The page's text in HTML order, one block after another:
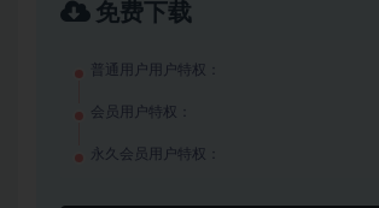
免费下载
普通用户用户特权：
会员用户特权：
永久会员用户特权：